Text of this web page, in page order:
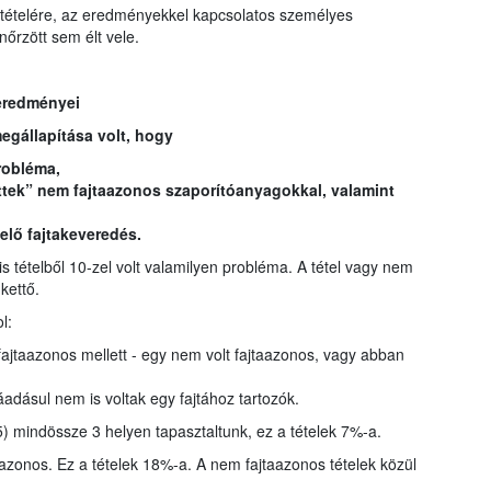
az eredményekkel kapcsolatos személyes
sem élt vele.
volt, hogy
nem fajtaazonos szaporítóanyagokkal, valamint
fajtakeveredés.
tételből 10-zel volt valamilyen probléma. A tétel vagy nem
mellett - egy nem volt fajtaazonos, vagy abban
nem is voltak egy fajtához tartozók.
mindössze 3 helyen tapasztaltunk, ez a tételek 7%-a.
Ez a tételek 18%-a. A nem fajtaazonos tételek közül